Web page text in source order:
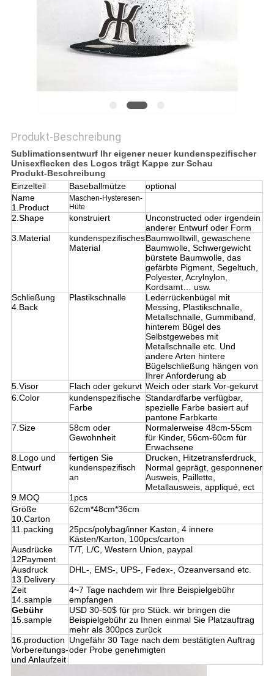
Produkt-Beschreibung
Sublimationsentwurf Ihr eigener neuer kundenspezifischer
Unisexflecken des Logos trägt Kappe zur Schau
Produkt-Beschreibung
Einzelteil
Baseballmütze
optional
Name
1.Product
Maschen-Hysteresen-
Hüte
2.Shape konstruiert
Unconstructed oder irgendein
anderer Entwurf oder Form
3.Material
kundenspezifisches
Material
Baumwolltwill, gewaschene
Baumwolle, Schwergewicht
bürstete Baumwolle, das
gefärbte Pigment, Segeltuch,
Polyester, Acrylnylon,
Kordsamt… usw.
Schließung
4.Back
Plastikschnalle
Lederrückenbügel mit
Messing, Plastikschnalle,
Metallschnalle, Gummiband,
hinterem Bügel des
Selbstgewebes mit
Metallschnalle etc. Und
andere Arten hintere
Bügelschließung hängen von
Ihrer Anforderung ab
5.Visor
Flach oder gekurvt Weich oder stark Vor-gekurvt
6.Color
kundenspezifische
Farbe
Standardfarbe verfügbar,
spezielle Farbe basiert auf
pantone Farbkarte
7.Size
58cm oder
Gewohnheit
Normalerweise 48cm-55cm
für Kinder, 56cm-60cm für
Erwachsene
8.Logo und
Entwurf
fertigen Sie
kundenspezifisch
an
Drucken, Hitzetransferdruck,
Normal geprägt, gesponnener
Ausweis, Paillette,
Metallausweis, appliqué, ect
9.MOQ
1pcs
Größe
10.Carton
62cm*48cm*36cm
11.packing
25pcs/polybag/inner Kasten, 4 innere
Kästen/Karton, 100pcs/carton
Ausdrücke
12Payment
T/T, L/C, Western Union, paypal
Ausdruck
13.Delivery
DHL-, EMS-, UPS-, Fedex-, Ozeanversand etc.
Zeit
14.sample
4~7 Tage nachdem wir Ihre Beispielgebühr
empfangen
Gebühr
15.sample
USD 30-50$ für pro Stück. wir bringen die
Beispielgebühr zu Ihnen einmal Sie Platzauftrag
mehr als 300pcs zurück
16.production
Vorbereitungs-
und Anlaufzeit
Ungefähr 30 Tage nach dem bestätigten Auftrag
oder Probe genehmigten